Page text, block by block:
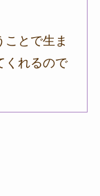
ことで生ま
くれるので